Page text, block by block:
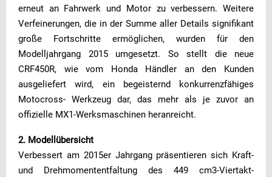
erneut an Fahrwerk und Motor zu verbessern. Weitere
Verfeinerungen, die in der Summe aller Details signifikant
große Fortschritte ermöglichen, wurden für den
Modelljahrgang 2015 umgesetzt. So stellt die neue
CRF450R, wie vom Honda Händler an den Kunden
ausgeliefert wird, ein begeisternd konkurrenzfähiges
Motocross- Werkzeug dar, das mehr als je zuvor an
offizielle MX1-Werksmaschinen heranreicht.
2. Modellübersicht
Verbessert am 2015er Jahrgang präsentieren sich Kraft-
und Drehmomententfaltung des 449 cm3-Viertakt-